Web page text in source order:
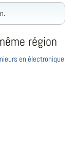
région
en électronique